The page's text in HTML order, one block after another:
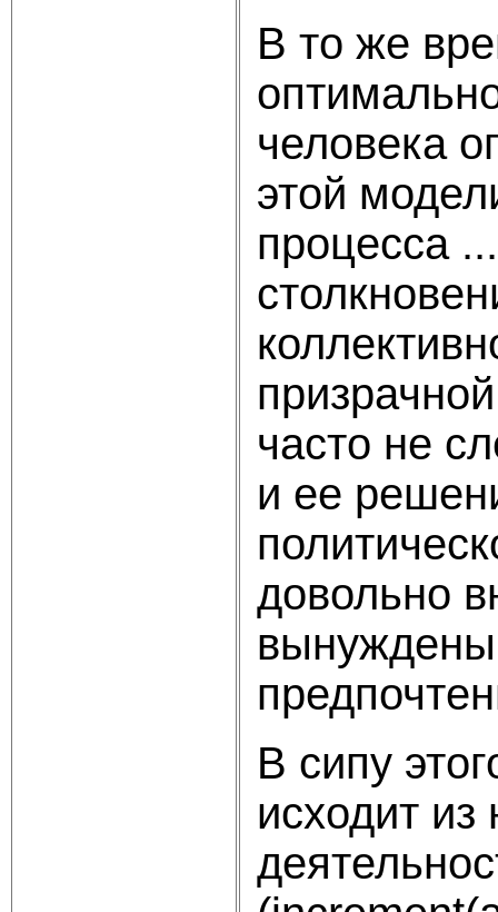
В то же
человека
этой
процесса
часто не
и ее
довольно
вынуждены
В сипу
исходит